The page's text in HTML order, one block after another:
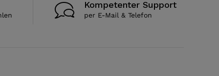
Kompetenter Support
per E-Mail & Telefon